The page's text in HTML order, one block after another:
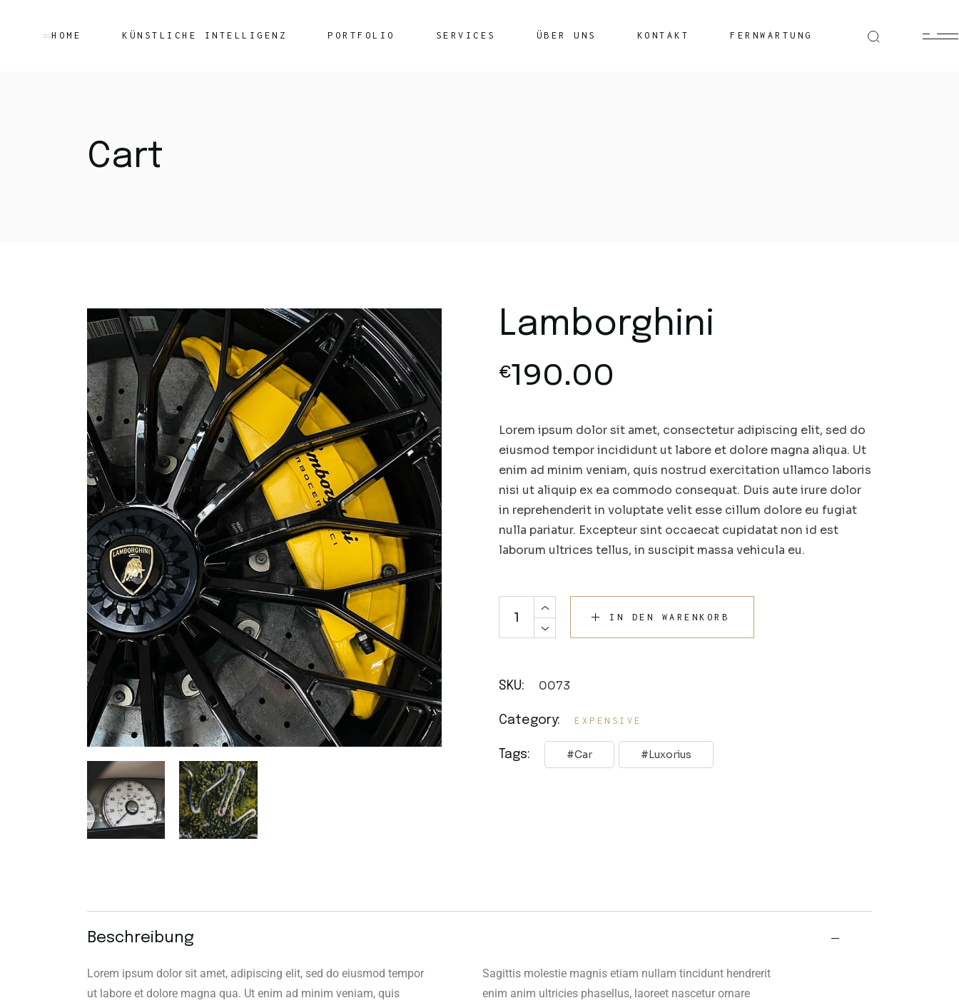
HOME KÜNSTLICHE INTELLIGENZ PORTFOLIO SERVICES ÜBER UNS KONTAKT FERNWARTUNG
Cart
Lamborghini
€190.00
Lorem ipsum dolor sit amet, consectetur adipiscing elit, sed do
eiusmod tempor incididunt ut labore et dolore magna aliqua. Ut
enim ad minim veniam, quis nostrud exercitation ullamco laboris
nisi ut aliquip ex ea commodo consequat. Duis aute irure dolor
in reprehenderit in voluptate velit esse cillum dolore eu fugiat
nulla pariatur. Excepteur sint occaecat cupidatat non id est
laborum ultrices tellus, in suscipit massa vehicula eu.
IN DEN WARENKORB
SKU: 0073
Category: EXPENSIVE
Tags: Car Luxorius
Beschreibung
Lorem ipsum dolor sit amet, adipiscing elit, sed do eiusmod tempor
ut labore et dolore magna qua. Ut enim ad minim veniam, quis
Sagittis molestie magnis etiam nullam tincidunt hendrerit
enim anim ultricies phasellus, laoreet nascetur ornare